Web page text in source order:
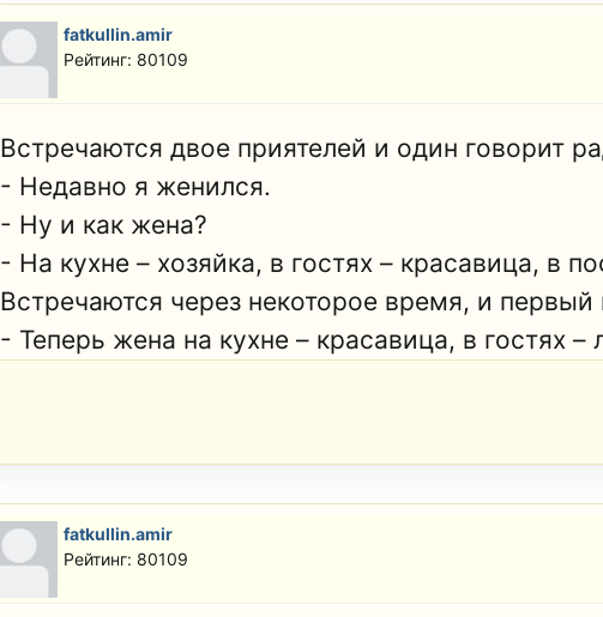
fatkullin.amir
Рейтинг: 80109
Встречаются двое приятелей и один говорит
- Недавно я женился.
- Ну и как жена?
- На кухне – хозяйка, в гостях – красавица, в
Встречаются через некоторое время, и первый
- Теперь жена на кухне – красавица, в гостях
fatkullin.amir
Рейтинг: 80109